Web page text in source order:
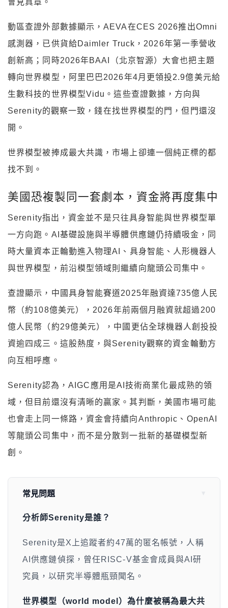
會見真章。
動區查證外部數據顯示，AEVA在CES 2026推出Omni
感測器，已供貨給Daimler Truck，2026年第一季營收
創新高；同時2026年BAAI（北京智源）大會也把主題
轉向世界模型，阿里巴巴2026年4月更領投2.9億美元給
生數科技的世界模型Vidu。這些查證數據，方向與
Serenity的觀察一致，錢在找世界模型的門，但門還沒
開。
世界模型被捧成最大共識，市場上卻連一個純正標的都
找不到。
美國恐複製同一套劇本，資金將再度集中
Serenity指出，資金並不是只往具身智能與世界模型單
一方向跑。AI基礎設施與半導體供應鏈仍持續吸金，同
時大量資本正輪動進入物理AI、具身智能、人形機器人
與世界模型，前沿模型領域則繼續向龍頭公司集中。
查證顯示，中國具身智能賽道2025年融資達735億人民
幣（約108億美元），2026年前兩個月融資就超過200
億人民幣（約29億美元），中國更佔全球機器人創投投
資逾四成三。這股熱度，與Serenity觀察的資金輪動方
向互相呼應。
Serenity認為，AIGC應用是AI技術商業化最成熟的領
域，但目前還沒有清晰的贏家。其判斷，美國市場可能
也會走上同一條路，資金會持續向Anthropic、OpenAI
等龍頭公司集中，而不是分散到一批新的基礎模型新
創。
常見問題
分析師Serenity是誰？
Serenity是X上追蹤者約47萬的匿名帳號，人稱
AI供應鏈偵探，曾任RISC-V基金會成員與AI研
究員，以研究半導體瓶頸聞名。
世界模型（world model）為什麼被稱為最大共